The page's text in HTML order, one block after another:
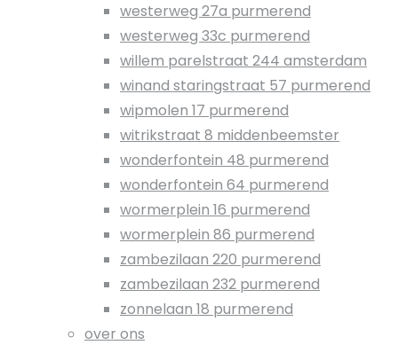
westerweg 27a purmerend
westerweg 33c purmerend
willem parelstraat 244 amsterdam
winand staringstraat 57 purmerend
wipmolen 17 purmerend
witrikstraat 8 middenbeemster
wonderfontein 48 purmerend
wonderfontein 64 purmerend
wormerplein 16 purmerend
wormerplein 86 purmerend
zambezilaan 220 purmerend
zambezilaan 232 purmerend
zonnelaan 18 purmerend
over ons